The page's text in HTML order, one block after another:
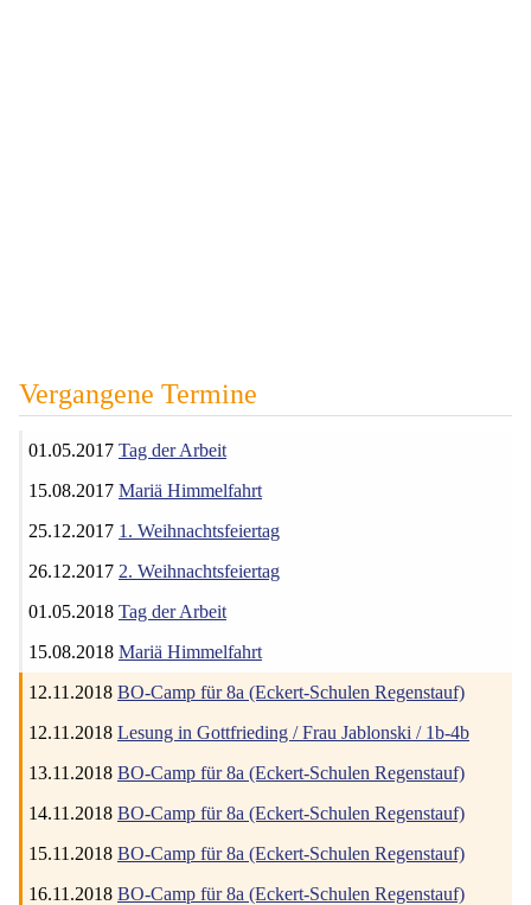
Vergangene Termine
01.05.2017 Tag der Arbeit
15.08.2017 Mariä Himmelfahrt
25.12.2017 1. Weihnachtsfeiertag
26.12.2017 2. Weihnachtsfeiertag
01.05.2018 Tag der Arbeit
15.08.2018 Mariä Himmelfahrt
12.11.2018 BO-Camp für 8a (Eckert-Schulen Regenstauf)
12.11.2018 Lesung in Gottfrieding / Frau Jablonski / 1b-4b
13.11.2018 BO-Camp für 8a (Eckert-Schulen Regenstauf)
14.11.2018 BO-Camp für 8a (Eckert-Schulen Regenstauf)
15.11.2018 BO-Camp für 8a (Eckert-Schulen Regenstauf)
16.11.2018 BO-Camp für 8a (Eckert-Schulen Regenstauf)